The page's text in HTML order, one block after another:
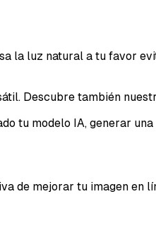
la luz natural a tu favor
Descubre también
tu modelo IA, generar
de mejorar tu imagen en